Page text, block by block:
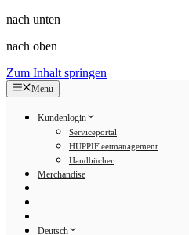
nach unten
nach oben
Zum Inhalt springen
Menü
Kundenlogin
Serviceportal
HUPPIFleetmanagement
Handbücher
Merchandise
Deutsch